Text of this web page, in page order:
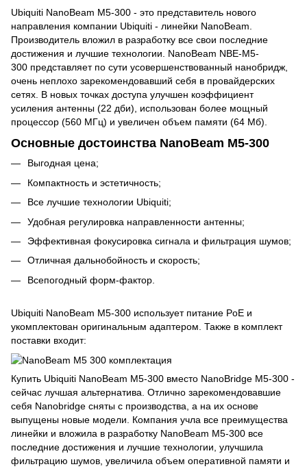
Ubiquiti NanoBeam M5-300 - это представитель нового
направления компании Ubiquiti - линейки NanoBeam
Производитель вложил в разработку все свои последние
достижения и лучшие технологии. NanoBeam NBE-M5-
300 представляет по сути усовершенствованный нанобридж,
очень неплохо зарекомендовавший себя в провайдерских
сетях. В новых точках доступа улучшен коэффициент
усиления антенны (22 дби) , использован более мощный
процессор (560 МГц) и увеличен объем памяти (64 Мб).
Основные достоинства NanoBeam M5-300
Выгодная цена;
Компактность и эстетичность;
Все лучшие технологии Ubiquiti;
Удобная регулировка направленности антенны;
Эффективная фокусировка сигнала и фильтрация шумов;
Отличная дальнобойность и скорость;
Всепогодный форм-фактор.
Ubiquiti NanoBeam M5-300 использует питание PoE и
укомплектован оригинальным адаптером. Также в комплект
поставки входит:
Купить Ubiquiti NanoBeam M5-300 вместо NanoBridge M5-300 -
сейчас лучшая альтернатива. Отлично зарекомендовавшие
себя Nanobridge сняты с производства, а на их основе
выпущены новые модели. Компания учла все преимущества
линейки и вложила в разработку NanoBeam M5-300 все
последние достижения и лучшие технологии, улучшила
фильтрацию шумов, увеличила объем оперативной памяти и